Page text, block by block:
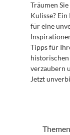
Träumen
Kulisse?
für eine
Tipps für
verzaubern
Jetzt